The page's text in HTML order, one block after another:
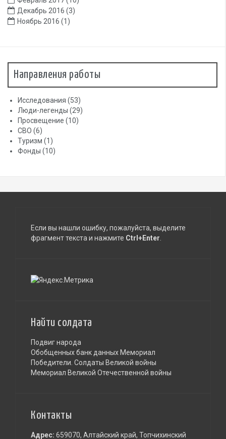
Декабрь 2016 (3)
Ноябрь 2016 (1)
Направления работы
Исследования (53)
Люди-легенды (29)
Просвещение (10)
СВО (6)
Туризм (1)
Фонды (10)
Если вы нашли ошибку, пожалуйста, выделите
фрагмент текста и нажмите Ctrl+Enter
Найти солдата
Подвиг народа
Обобщенных банк данных Мемориал
Победители. Солдаты Великой войны
Мемориал Великой Отечественной войны
Контакты
Адрес: 659070, Алтайский край, Топчихинский